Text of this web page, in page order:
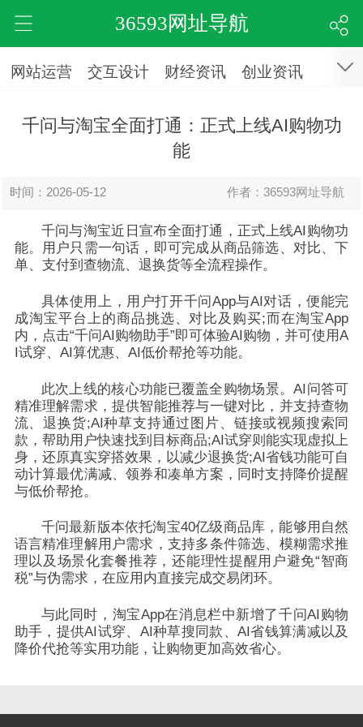
36593网址导航
网站运营 交互设计 财经资讯 创业资讯
千问与淘宝全面打通：正式上线AI购物功
能
时间：2026-05-12 作者：36593网址导航
千问与淘宝近日宣布全面打通，正式上线AI购物功
能。用户只需一句话，即可完成从商品筛选、对比、下
单、支付到查物流、退换货等全流程操作。
具体使用上，用户打开千问App与AI对话，便能完
成淘宝平台上的商品挑选、对比及购买;而在淘宝App
内，点击“千问AI购物助手”即可体验AI购物，并可使用A
I试穿、AI算优惠、AI低价帮抢等功能。
此次上线的核心功能已覆盖全购物场景。AI问答可
精准理解需求，提供智能推荐与一键对比，并支持查物
流、退换货;AI种草支持通过图片、链接或视频搜索同
款，帮助用户快速找到目标商品;AI试穿则能实现虚拟上
身，还原真实穿搭效果，以减少退换货;AI省钱功能可自
动计算最优满减、领券和凑单方案，同时支持降价提醒
与低价帮抢。
千问最新版本依托淘宝40亿级商品库，能够用自然
语言精准理解用户需求，支持多条件筛选、模糊需求推
理以及场景化套餐推荐，还能理性提醒用户避免“智商
税”与伪需求，在应用内直接完成交易闭环。
与此同时，淘宝App在消息栏中新增了千问AI购物
助手，提供AI试穿、AI种草搜同款、AI省钱算满减以及
降价代抢等实用功能，让购物更加高效省心。